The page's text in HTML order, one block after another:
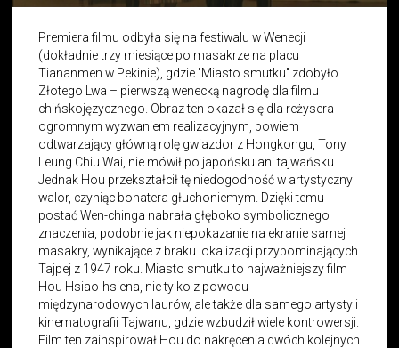
Premiera filmu odbyła się na festiwalu w Wenecji
(dokładnie trzy miesiące po masakrze na placu
Tiananmen w Pekinie), gdzie "Miasto smutku" zdobyło
Złotego Lwa – pierwszą wenecką nagrodę dla filmu
chińskojęzycznego. Obraz ten okazał się dla reżysera
ogromnym wyzwaniem realizacyjnym, bowiem
odtwarzający główną rolę gwiazdor z Hongkongu, Tony
Leung Chiu Wai, nie mówił po japońsku ani tajwańsku.
Jednak Hou przekształcił tę niedogodność w artystyczny
walor, czyniąc bohatera głuchoniemym. Dzięki temu
postać Wen-chinga nabrała głęboko symbolicznego
znaczenia, podobnie jak niepokazanie na ekranie samej
masakry, wynikające z braku lokalizacji przypominających
Tajpej z 1947 roku. Miasto smutku to najważniejszy film
Hou Hsiao-hsiena, nie tylko z powodu
międzynarodowych laurów, ale także dla samego artysty i
kinematografii Tajwanu, gdzie wzbudził wiele kontrowersji.
Film ten zainspirował Hou do nakręcenia dwóch kolejnych